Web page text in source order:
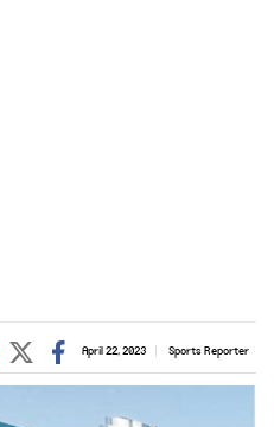
Sports Reporter
April 22, 2023